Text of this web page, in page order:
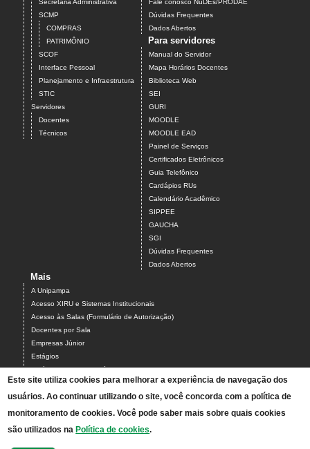
Secretaria Administrativa
SCMP
COMPRAS
PATRIMÔNIO
SCOF
Interface Pessoal
Planejamento e Infraestrutura
STIC
Servidores
Docentes
Técnicos
Fale conosco NuDEs/PRODAE
Dúvidas Frequentes
Dados Abertos
Para servidores
Manual do Servidor
Mapa Horários Docentes
Biblioteca Web
SEI
GURI
MOODLE
MOODLE EAD
Painel de Serviços
Certificados Eletrônicos
Guia Telefônico
Cardápios RUs
Calendário Acadêmico
SIPPEE
GAUCHA
SGI
Dúvidas Frequentes
Dados Abertos
Mais
A Unipampa
Acesso XIRU e Sistemas Institucionais
Acesso às Salas (Formulário de Autorização)
Docentes por Sala
Empresas Júnior
Estágios
Estágios Campus Bagé
Organograma do Campus Bagé
Programa PARCEIROS DO CAMPUS BAGÉ
Solicitação de Intérprete de Libras
Este site utiliza cookies para melhorar a experiência de navegação dos
usuários. Ao continuar utilizando o site, você concorda com a política de
monitoramento de cookies. Você pode saber mais sobre quais cookies
são utilizados na Política de cookies.